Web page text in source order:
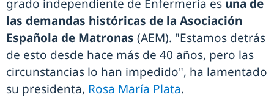
grado independiente de Enfermería es una de
las demandas históricas de la Asociación
Española de Matronas (AEM). "Estamos detrás
de esto desde hace más de 40 años, pero las
circunstancias lo han impedido", ha lamentado
su presidenta, Rosa María Plata.